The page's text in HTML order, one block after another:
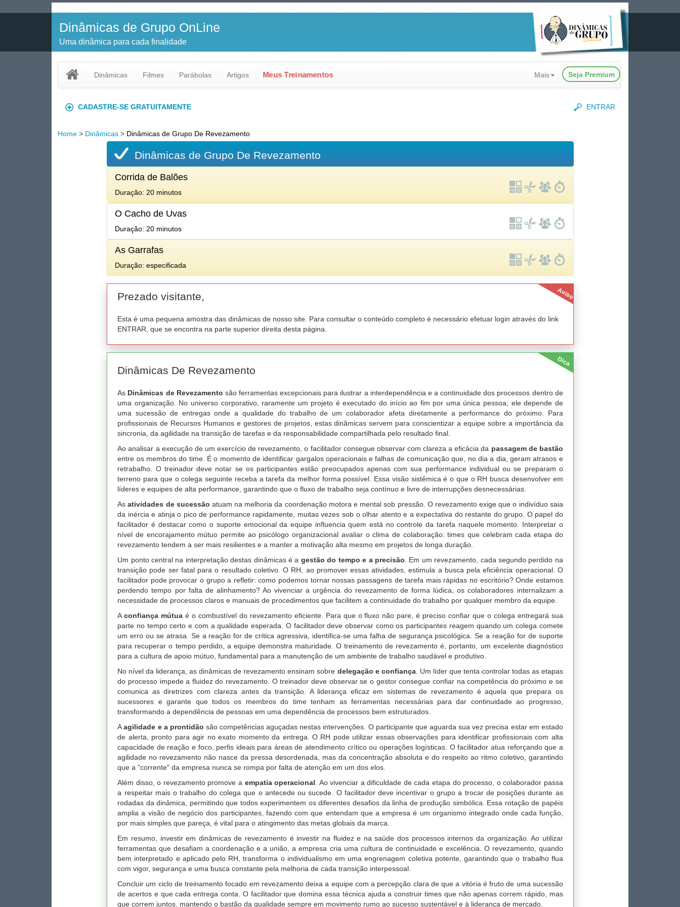
Dinâmicas de Grupo OnLine
Uma dinâmica para cada finalidade
Dinâmicas Filmes Parábolas Artigos Meus Treinamentos Mais Seja Premium
CADASTRE-SE GRATUITAMENTE ENTRAR
Home > Dinâmicas > Dinâmicas de Grupo De Revezamento
Dinâmicas de Grupo De Revezamento
Corrida de Balões
Duração: 20 minutos
O Cacho de Uvas
Duração: 20 minutos
As Garrafas
Duração: especificada
Aviso
Prezado visitante,
Esta é uma pequena amostra das dinâmicas de nosso site. Para consultar o conteúdo completo é necessário efetuar login através do link
ENTRAR, que se encontra na parte superior direita desta página.
Dica
Dinâmicas De Revezamento
As Dinâmicas de Revezamento são ferramentas excepcionais para ilustrar a interdependência e a continuidade dos processos dentro de
uma organização. No universo corporativo, raramente um projeto é executado do início ao fim por uma única pessoa; ele depende de
uma sucessão de entregas onde a qualidade do trabalho de um colaborador afeta diretamente a performance do próximo. Para
profissionais de Recursos Humanos e gestores de projetos, estas dinâmicas servem para conscientizar a equipe sobre a importância da
sincronia, da agilidade na transição de tarefas e da responsabilidade compartilhada pelo resultado final.
Ao analisar a execução de um exercício de revezamento, o facilitador consegue observar com clareza a eficácia da passagem de bastão
entre os membros do time. É o momento de identificar gargalos operacionais e falhas de comunicação que, no dia a dia, geram atrasos e
retrabalho. O treinador deve notar se os participantes estão preocupados apenas com sua performance individual ou se preparam o
terreno para que o colega seguinte receba a tarefa da melhor forma possível. Essa visão sistêmica é o que o RH busca desenvolver em
líderes e equipes de alta performance, garantindo que o fluxo de trabalho seja contínuo e livre de interrupções desnecessárias.
Asatividades de sucessão atuam na melhoria da coordenação motora e mental sob pressão. O revezamento exige que o indivíduo saia
da inércia e atinja o pico de performance rapidamente, muitas vezes sob o olhar atento e a expectativa do restante do grupo. O papel do
facilitador é destacar como o suporte emocional da equipe influencia quem está no controle da tarefa naquele momento. Interpretar o
nível de encorajamento mútuo permite ao psicólogo organizacional avaliar o clima de colaboração: times que celebram cada etapa do
revezamento tendem a ser mais resilientes e a manter a motivação alta mesmo em projetos de longa duração.
Um ponto central na interpretação destas dinâmicas é a gestão do tempo e a precisão . Em um revezamento, cada segundo perdido na
transição pode ser fatal para o resultado coletivo. O RH, ao promover essas atividades, estimula a busca pela eficiência operacional. O
facilitador pode provocar o grupo a refletir: como podemos tornar nossas passagens de tarefa mais rápidas no escritório? Onde estamos
perdendo tempo por falta de alinhamento? Ao vivenciar a urgência do revezamento de forma lúdica, os colaboradores internalizam a
necessidade de processos claros e manuais de procedimentos que facilitem a continuidade do trabalho por qualquer membro da equipe.
Aconfiança mútua é o combustível do revezamento eficiente. Para que o fluxo não pare, é preciso confiar que o colega entregará sua
parte no tempo certo e com a qualidade esperada. O facilitador deve observar como os participantes reagem quando um colega comete
um erro ou se atrasa. Se a reação for de crítica agressiva, identifica-se uma falha de segurança psicológica. Se a reação for de suporte
para recuperar o tempo perdido, a equipe demonstra maturidade. O treinamento de revezamento é, portanto, um excelente diagnóstico
para a cultura de apoio mútuo, fundamental para a manutenção de um ambiente de trabalho saudável e produtivo.
No nível da liderança, as dinâmicas de revezamento ensinam sobre delegação e confiança. Um líder que tenta controlar todas as etapas
do processo impede a fluidez do revezamento. O treinador deve observar se o gestor consegue confiar na competência do próximo e se
comunica as diretrizes com clareza antes da transição. A liderança eficaz em sistemas de revezamento é aquela que prepara os
sucessores e garante que todos os membros do time tenham as ferramentas necessárias para dar continuidade ao progresso,
transformando a dependência de pessoas em uma dependência de processos bem estruturados.
Aagilidade e a prontidão são competências aguçadas nestas intervenções. O participante que aguarda sua vez precisa estar em estado
de alerta, pronto para agir no exato momento da entrega. O RH pode utilizar essas observações para identificar profissionais com alta
capacidade de reação e foco, perfis ideais para áreas de atendimento crítico ou operações logísticas. O facilitador atua reforçando que a
agilidade no revezamento não nasce da pressa desordenada, mas da concentração absoluta e do respeito ao ritmo coletivo, garantindo
que a "corrente" da empresa nunca se rompa por falta de atenção em um dos elos.
Além disso, o revezamento promove a empatia operacional . Ao vivenciar a dificuldade de cada etapa do processo, o colaborador passa
a respeitar mais o trabalho do colega que o antecede ou sucede. O facilitador deve incentivar o grupo a trocar de posições durante as
rodadas da dinâmica, permitindo que todos experimentem os diferentes desafios da linha de produção simbólica. Essa rotação de papéis
amplia a visão de negócio dos participantes, fazendo com que entendam que a empresa é um organismo integrado onde cada função,
por mais simples que pareça, é vital para o atingimento das metas globais da marca.
Em resumo, investir em dinâmicas de revezamento é investir na fluidez e na saúde dos processos internos da organização. Ao utilizar
ferramentas que desafiam a coordenação e a união, a empresa cria uma cultura de continuidade e excelência. O revezamento, quando
bem interpretado e aplicado pelo RH, transforma o individualismo em uma engrenagem coletiva potente, garantindo que o trabalho flua
com vigor, segurança e uma busca constante pela melhoria de cada transição interpessoal.
Concluir um ciclo de treinamento focado em revezamento deixa a equipe com a percepção clara de que a vitória é fruto de uma sucessão
de acertos e que cada entrega conta. O facilitador que domina essa técnica ajuda a construir times que não apenas correm rápido, mas
que correm juntos, mantendo o bastão da qualidade sempre em movimento rumo ao sucesso sustentável e à liderança de mercado.